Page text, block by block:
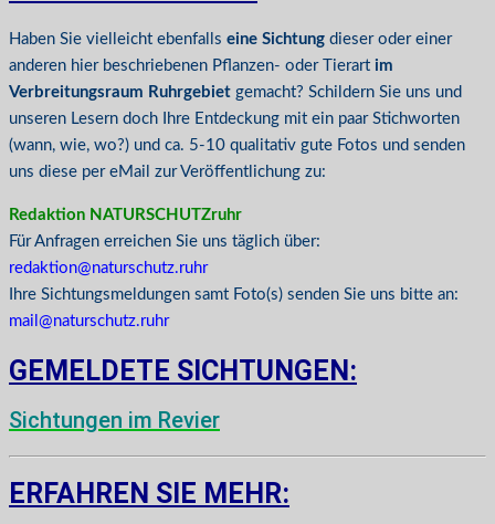
Haben Sie vielleicht ebenfalls eine Sichtung dieser oder einer
anderen hier beschriebenen Pflanzen- oder Tierart im
Verbreitungsraum Ruhrgebiet gemacht? Schildern Sie uns und
unseren Lesern doch Ihre Entdeckung mit ein paar Stichworten
(wann, wie, wo?) und ca. 5-10 qualitativ gute Fotos und senden
uns diese per eMail zur Veröffentlichung zu:
Redaktion NATURSCHUTZruhr
Für Anfragen erreichen Sie uns täglich über:
redaktion@naturschutz.ruhr
Ihre Sichtungsmeldungen samt Foto(s) senden Sie uns bitte an:
mail@naturschutz.ruhr
GEMELDETE SICHTUNGEN:
Sichtungen im Revier
ERFAHREN SIE MEHR: